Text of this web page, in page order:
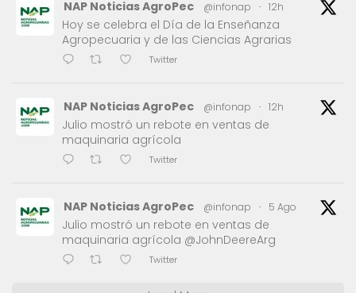
NAP Noticias AgroPec @infonap · 12h
Hoy se celebra el Día de la Enseñanza
Agropecuaria y de las Ciencias Agrarias
Twitter
NAP Noticias AgroPec @infonap · 12h
Julio mostró un rebote en ventas de
maquinaria agrícola
Twitter
NAP Noticias AgroPec @infonap · 5 Ago
Julio mostró un rebote en ventas de
maquinaria agrícola @JohnDeereArg
Twitter